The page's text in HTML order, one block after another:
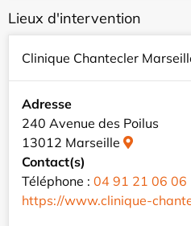
Lieux d'intervention
Clinique Chantecler
Adresse
240 Avenue des Poilus
13012 Marseille
Contact(s)
Téléphone : 04 91 21 06 06
https://www.clinique-